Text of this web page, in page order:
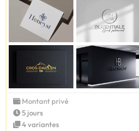
Montant privé
5 jours
4 variantes